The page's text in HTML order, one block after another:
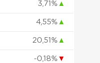
3,71% ▲
4,55% ▲
20,51% ▲
-0,18% ▼